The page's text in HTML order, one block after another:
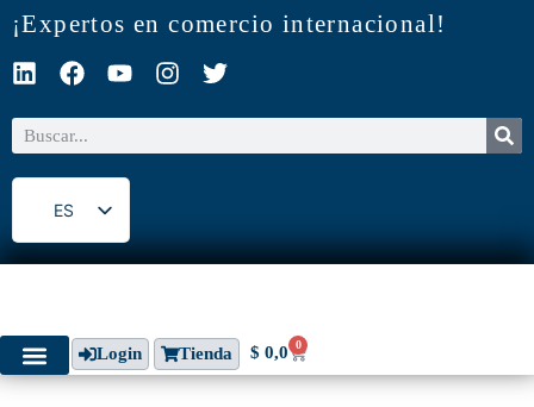
¡Expertos en comercio internacional!
ES
EN
Login Tienda $ 0,0 0